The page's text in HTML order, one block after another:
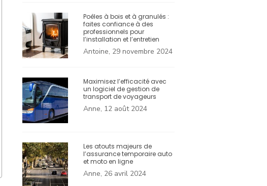
Poêles à bois et à granulés :
faites confiance à des
professionnels pour
l’installation et l’entretien
Antoine, 29 novembre 2024
Maximisez l’efficacité avec
un logiciel de gestion de
transport de voyageurs
Anne, 12 août 2024
Les atouts majeurs de
l’assurance temporaire auto
et moto en ligne
Anne, 26 avril 2024